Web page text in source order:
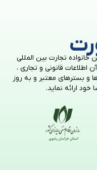
تجارت بین المللی
اطلاعات قانونی و تجاری ،
و بسترهای معتبر و به روز
خود ارائه نماید.